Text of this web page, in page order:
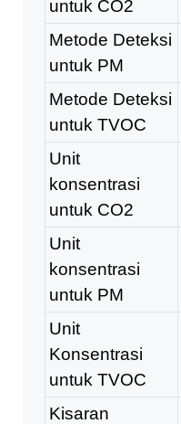
untuk CO2
Metode Deteksi
untuk PM
Metode Deteksi
untuk TVOC
Unit
konsentrasi
untuk CO2
Unit
konsentrasi
untuk PM
Unit
Konsentrasi
untuk TVOC
Kisaran